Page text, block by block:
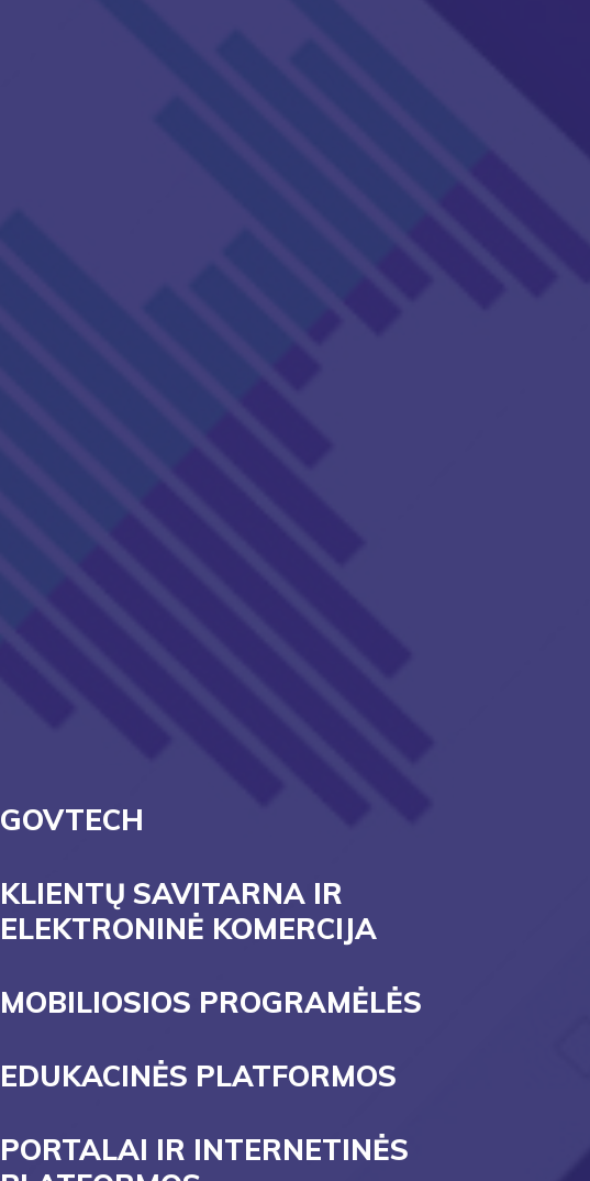
GOVTECH
KLIENTŲ SAVITARNA IR
ELEKTRONINĖ KOMERCIJA
MOBILIOSIOS PROGRAMĖLĖS
EDUKACINĖS PLATFORMOS
PORTALAI IR INTERNETINĖS